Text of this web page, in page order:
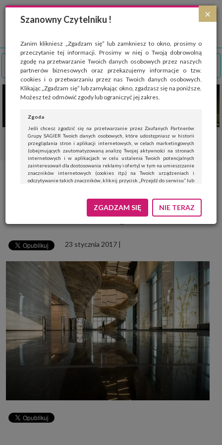
×
Szanowny Czytelniku !
Zanim klikniesz „Zgadzam się” lub zamkniesz to okno, prosimy o
przeczytanie tej informacji. Prosimy w niej o Twoją dobrowolną
zgodę na przetwarzanie Twoich danych osobowych przez naszych
partnerów biznesowych oraz przekazujemy informacje o tzw.
cookies i o przetwarzaniu przez nas Twoich danych osobowych.
Klikając „Zgadzam się” lub zamykając okno, zgadzasz się na poniższe.
Możesz też odmówić zgody lub ograniczyć jej zakres.
Zgoda
Jeśli chcesz zgodzić się na przetwarzanie przez Zaufanych Partnerów
Grupy SAGIER Twoich danych osobowych, które udostępniasz w historii
przeglądania stron i aplikacji internetowych, w celach marketingowych
(obejmujących zautomatyzowaną analizę Twojej aktywności na stronach
internetowych i w aplikacjach w celu ustalenia Twoich potencjalnych
zainteresowań dla dostosowania reklamy i oferty) w tym na umieszczanie
znaczników internetowych (cookies itp.) na Twoich urządzeniach i
odczytywanie takich znaczników, kliknij przycisk „Przejdź do serwisu” lub
Jeśli nie chcesz wyrazić zgody, kliknij „Nie teraz”.
Wyrażenie zgody jest dobrowolne. Możesz edytować zakres zgody, w tym
marketingowych Zaufanych Partnerów. Zaufani Partnerzy to firmy z
obszaru e-commerce i reklamodawcy oraz działające w ich imieniu domy
Podmioty z Grupy SAGIER w ramach udostępnianych przez siebie usług
internetowych przetwarzają Twoje dane we własnych celach
marketingowych w oparciu o prawnie uzasadniony, wspólny interes
podmiotów Grupy SAGIER. Przetwarzanie takie nie wymaga dodatkowej
zgody z Twojej strony, ale możesz mu się w każdej chwili sprzeciwić. O ile
nie zdecydujesz inaczej, dokonując stosownych zmian ustawień w Twojej
przeglądarce, podmioty z Grupy SAGIER będą również instalować na
Twoich urządzeniach pliki cookies i podobne oraz odczytywać informacje z
takich plików. Bliższe informacje o cookies znajdziesz w akapicie
„Cookies” pod koniec tej informacji.
Administrator danych osobowych
Administratorami Twoich danych są podmioty z Grupy SAGIER czyli
podmioty z grupy kapitałowej SAGIER, w której skład wchodzą Sagier Sp. z
o.o. ul. Cegielniana 18c/3, 35-310 Rzeszów oraz Podmioty Zależne.
Ponadto, w świetle obowiązującego prawa, administratorami Twoich
danych w ramach poszczególnych Usług mogą być również Zaufani
PODMIIOTY ZALEŻNE:
http://www.biznesistyl.pl/
ZGADZAM SIĘ NIE TERAZ
Strona wykorzystuje pliki cookies, które służą głównie do celów statystycznych.
Wyrażając zgodę na używanie 'cookies', zezwalasz na zapisanie ich w pamięci
przeglądarki. Przejdź do
polityki cookies
Fot. Stowarzyszenie Handlowe
Amerykańskiego Przemysłu
Drewna Liściastego (AHEC)
23 stycznia 2017 |